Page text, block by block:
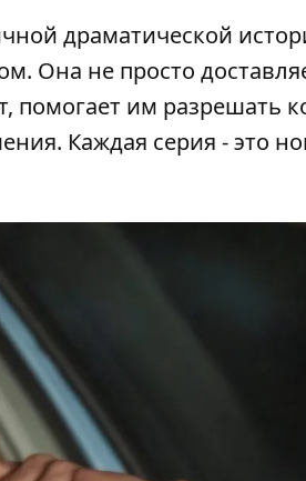
драматической
Она не просто
помогает им разрешать
Каждая серия - это